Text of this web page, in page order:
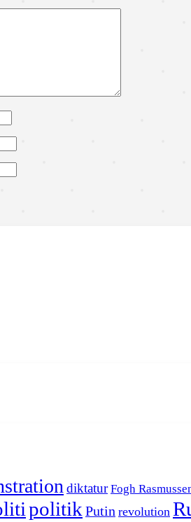
diktatur Fogh
politik Putin revolution